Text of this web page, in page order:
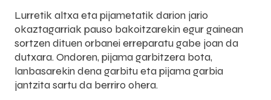
Lurretik altxa eta pijametatik darion jario
okaztagarriak pauso bakoitzarekin egur gainean
sortzen dituen orbanei erreparatu gabe joan da
dutxara. Ondoren, pijama garbitzera bota,
lanbasarekin dena garbitu eta pijama garbia
jantzita sartu da berriro ohera.